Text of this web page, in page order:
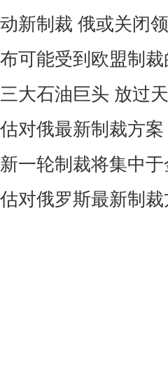
新制裁 俄或关闭
可能受到欧盟制
大石油巨头 放过
对俄最新制裁方案
一轮制裁将集中
对俄罗斯最新制